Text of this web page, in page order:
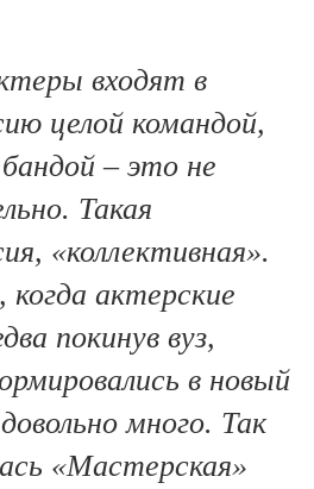
входят в
целой командой,
– это не
Такая
«коллективная».
когда актерские
покинув вуз,
в новый
много. Так
«Мастерская»